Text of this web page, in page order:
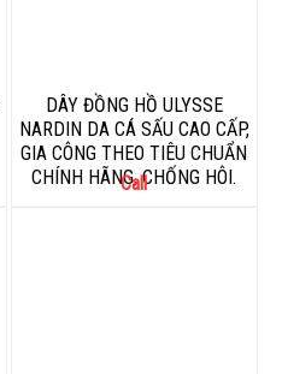
DÂY ĐỒNG HỒ ULYSSE
NARDIN DA CÁ SẤU CAO CẤP,
GIA CÔNG THEO TIÊU CHUẨN
CHÍNH HÃNG, CHỐNG HÔI.
Call